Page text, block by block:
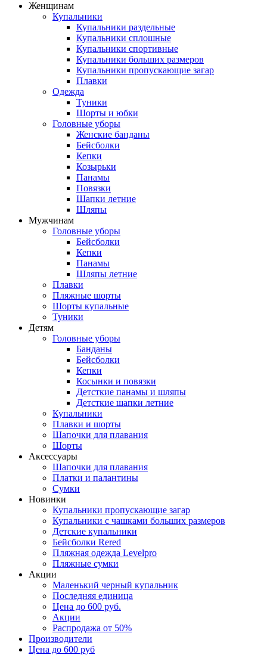
Женщинам
Купальники
Купальники раздельные
Купальники сплошные
Купальники спортивные
Купальники больших размеров
Купальники пропускающие загар
Плавки
Одежда
Туники
Шорты и юбки
Головные уборы
Женские банданы
Бейсболки
Кепки
Козырьки
Панамы
Повязки
Шапки летние
Шляпы
Мужчинам
Головные уборы
Бейсболки
Кепки
Панамы
Шляпы летние
Плавки
Пляжные шорты
Шорты купальные
Туники
Детям
Головные уборы
Банданы
Бейсболки
Кепки
Косынки и повязки
Детсткие панамы и шляпы
Детсткие шапки летние
Купальники
Плавки и шорты
Шапочки для плавания
Шорты
Аксессуары
Шапочки для плавания
Платки и палантины
Сумки
Новинки
Купальники пропускающие загар
Купальники с чашками больших размеров
Детские купальники
Бейсболки Rered
Пляжная одежда Levelpro
Пляжные сумки
Акции
Маленький черный купальник
Последняя единица
Цена до 600 руб.
Акции
Распродажа от 50%
Производители
Цена до 600 руб